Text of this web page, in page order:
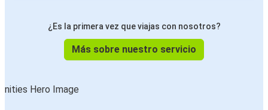
¿Es la primera vez que viajas con nosotros?
Más sobre nuestro servicio